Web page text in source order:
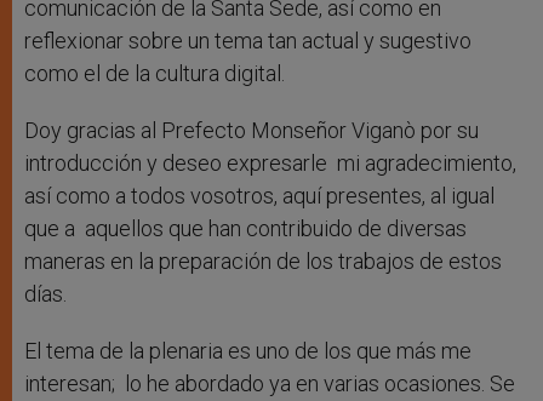
comunicación de la Santa Sede, así como en
reflexionar sobre un tema tan actual y sugestivo
como el de la cultura digital.
Doy gracias al Prefecto Monseñor Viganò por su
introducción y deseo expresarle mi agradecimiento,
así como a todos vosotros, aquí presentes, al igual
que a aquellos que han contribuido de diversas
maneras en la preparación de los trabajos de estos
días.
El tema de la plenaria es uno de los que más me
interesan; lo he abordado ya en varias ocasiones. Se